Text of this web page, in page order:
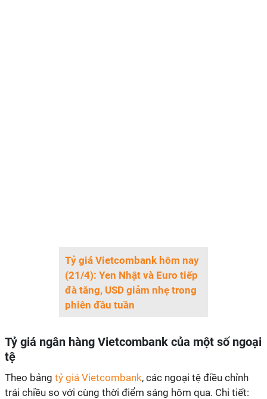
Tỷ giá Vietcombank hôm nay
(21/4): Yen Nhật và Euro tiếp
đà tăng, USD giảm nhẹ trong
phiên đầu tuần
Tỷ giá ngân hàng Vietcombank của một số ngoại
tệ
Theo bảng tỷ giá Vietcombank, các ngoại tệ điều chỉnh
trái chiều so với cùng thời điểm sáng hôm qua. Chi tiết: